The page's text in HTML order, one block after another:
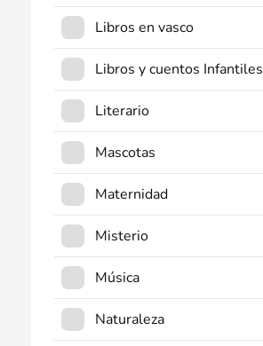
Libros en vasco
Libros y cuentos Infantiles
Literario
Mascotas
Maternidad
Misterio
Música
Naturaleza